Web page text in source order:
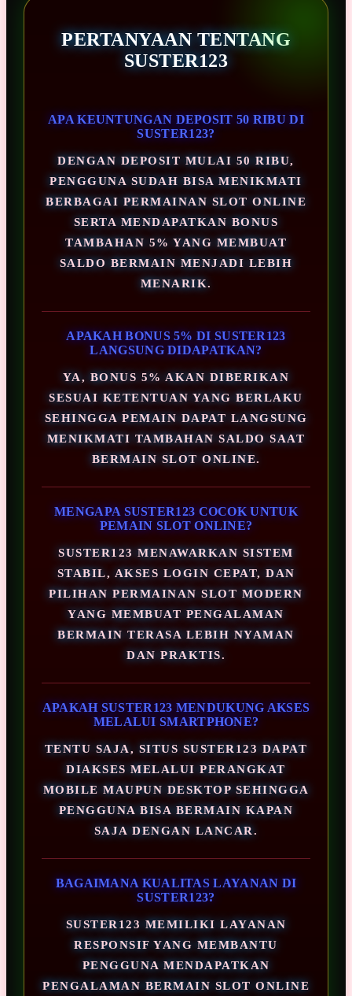
PERTANYAAN TENTANG
SUSTER123
APA KEUNTUNGAN DEPOSIT 50 RIBU DI
SUSTER123?
DENGAN DEPOSIT MULAI 50 RIBU,
PENGGUNA SUDAH BISA MENIKMATI
BERBAGAI PERMAINAN SLOT ONLINE
SERTA MENDAPATKAN BONUS
TAMBAHAN 5% YANG MEMBUAT
SALDO BERMAIN MENJADI LEBIH
MENARIK.
APAKAH BONUS 5% DI SUSTER123
LANGSUNG DIDAPATKAN?
YA, BONUS 5% AKAN DIBERIKAN
SESUAI KETENTUAN YANG BERLAKU
SEHINGGA PEMAIN DAPAT LANGSUNG
MENIKMATI TAMBAHAN SALDO SAAT
BERMAIN SLOT ONLINE.
MENGAPA SUSTER123 COCOK UNTUK
PEMAIN SLOT ONLINE?
SUSTER123 MENAWARKAN SISTEM
STABIL, AKSES LOGIN CEPAT, DAN
PILIHAN PERMAINAN SLOT MODERN
YANG MEMBUAT PENGALAMAN
BERMAIN TERASA LEBIH NYAMAN
DAN PRAKTIS.
APAKAH SUSTER123 MENDUKUNG AKSES
MELALUI SMARTPHONE?
TENTU SAJA, SITUS SUSTER123 DAPAT
DIAKSES MELALUI PERANGKAT
MOBILE MAUPUN DESKTOP SEHINGGA
PENGGUNA BISA BERMAIN KAPAN
SAJA DENGAN LANCAR.
BAGAIMANA KUALITAS LAYANAN DI
SUSTER123?
SUSTER123 MEMILIKI LAYANAN
RESPONSIF YANG MEMBANTU
PENGGUNA MENDAPATKAN
PENGALAMAN BERMAIN SLOT ONLINE